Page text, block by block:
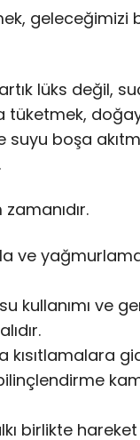
geleceğimizi
lüks değil,
tüketmek,
boşa
ve
kullanımı ve
kısıtlamalara
birlikte